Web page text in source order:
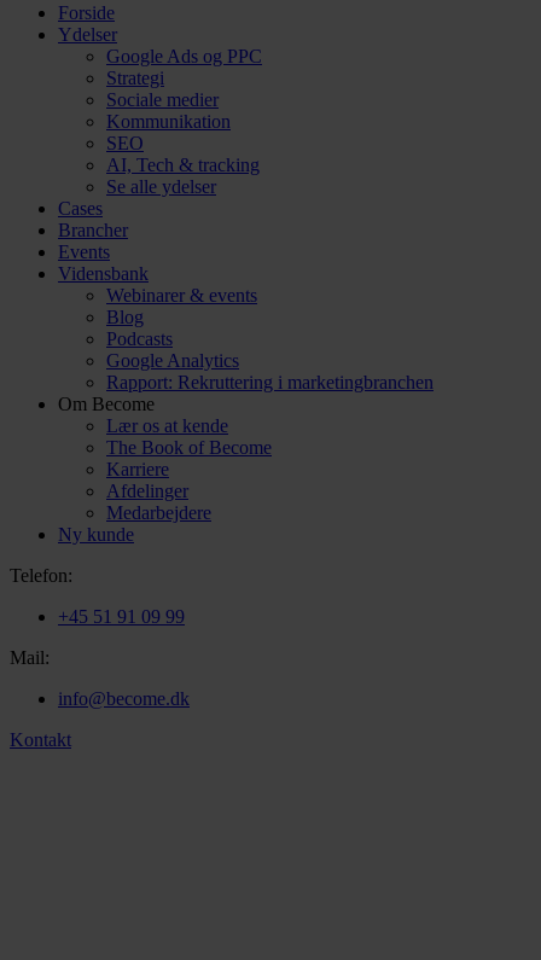
Forside
Ydelser
Google Ads og PPC
Strategi
Sociale medier
Kommunikation
SEO
AI, Tech & tracking
Se alle ydelser
Cases
Brancher
Events
Vidensbank
Webinarer & events
Blog
Podcasts
Google Analytics
Rapport: Rekruttering i marketingbranchen
Om Become
Lær os at kende
The Book of Become
Karriere
Afdelinger
Medarbejdere
Ny kunde
Telefon:
+45 51 91 09 99
Mail:
info@become.dk
Kontakt